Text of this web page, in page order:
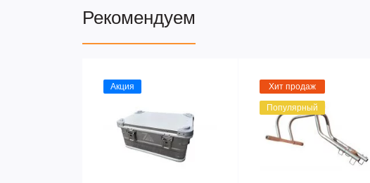
Рекомендуем
Акция Хит продаж
Популярный